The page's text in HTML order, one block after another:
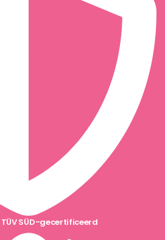
TÜV SÜD-gecertificeerd